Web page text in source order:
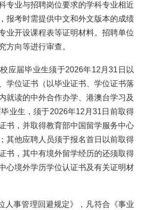
专业与招聘岗位要求的学科专业相近
报考时需提供中文和外文版本的成绩
业开设课程表等证明材料。招聘单位
方向等进行审查。
应届毕业生须于2026年12月31日以
学位证书（以毕业证书、学位证书落
就读的中外合作办学、港澳台学习及
业生，须于2026年12月31日前取得
书，并取得教育部中国留学服务中心
其他应聘人员须于报名首日以前取得
书，其中有境外留学经历的还须取得
心境外学历学位认证书及有关证明材
人事管理回避规定》，凡符合《事业